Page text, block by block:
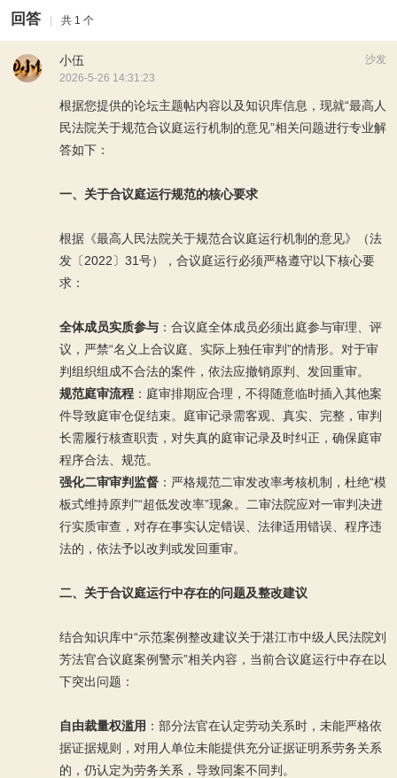
回答 共 1 个
沙发
小伍
2026-5-26 14:31:23
根据您提供的论坛主题帖内容以及知识库信息，现就“最高人
民法院关于规范合议庭运行机制的意见”相关问题进行专业解
答如下：
一、关于合议庭运行规范的核心要求
根据《最高人民法院关于规范合议庭运行机制的意见》（法
发〔2022〕31号），合议庭运行必须严格遵守以下核心要
求：
全体成员实质参与 ：合议庭全体成员必须出庭参与审理、评
议，严禁“名义上合议庭、实际上独任审判”的情形。对于审
判组织组成不合法的案件，依法应撤销原判、发回重审。
规范庭审流程 ：庭审排期应合理，不得随意临时插入其他案
件导致庭审仓促结束。庭审记录需客观、真实、完整，审判
长需履行核查职责，对失真的庭审记录及时纠正，确保庭审
程序合法、规范。
强化二审审判监督 ：严格规范二审发改率考核机制，杜绝“模
板式维持原判”“超低发改率”现象。二审法院应对一审判决进
行实质审查，对存在事实认定错误、法律适用错误、程序违
法的，依法予以改判或发回重审。
二、关于合议庭运行中存在的问题及整改建议
结合知识库中“示范案例整改建议关于湛江市中级人民法院刘
芳法官合议庭案例警示”相关内容，当前合议庭运行中存在以
下突出问题：
自由裁量权滥用 ：部分法官在认定劳动关系时，未能严格依
据证据规则，对用人单位未能提供充分证据证明系劳务关系
的，仍认定为劳务关系，导致同案不同判。